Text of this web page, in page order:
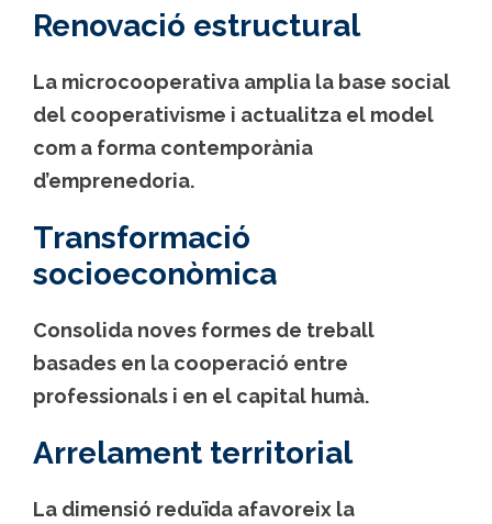
Renovació estructural
La microcooperativa amplia la base social
del cooperativisme i actualitza el model
com a forma contemporània
d’emprenedoria.
Transformació
socioeconòmica
Consolida noves formes de treball
basades en la cooperació entre
professionals i en el capital humà.
Arrelament territorial
La dimensió reduïda afavoreix la